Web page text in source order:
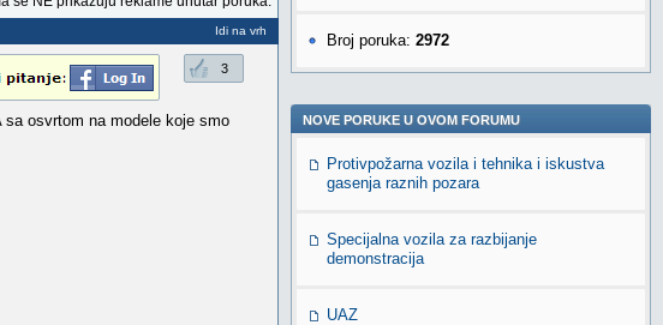
Idi na vrh
3
osvrtom na modele koje smo
Broj poruka: 2972
NOVE PORUKE U OVOM FORUMU
Protivpožarna vozila i tehnika i iskustva
gasenja raznih pozara
Specijalna vozila za razbijanje
demonstracija
UAZ